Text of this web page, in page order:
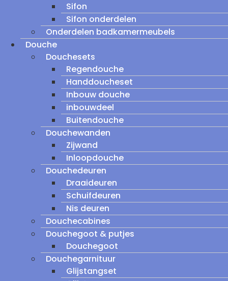
Sifon
Sifon onderdelen
Onderdelen badkamermeubels
Douche
Douchesets
Regendouche
Handdoucheset
Inbouw douche
inbouwdeel
Buitendouche
Douchewanden
Zijwand
Inloopdouche
Douchedeuren
Draaideuren
Schuifdeuren
Nis deuren
Douchecabines
Douchegoot & putjes
Douchegoot
Douchegarnituur
Glijstangset